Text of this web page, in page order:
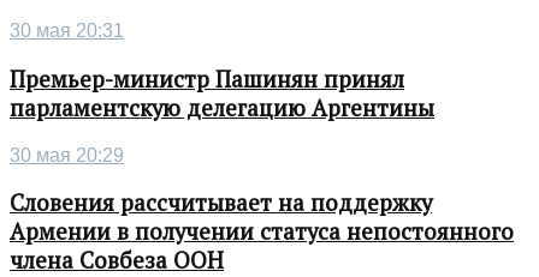
30 мая 20:31
Премьер-министр Пашинян принял
парламентскую делегацию Аргентины
30 мая 20:29
Словения рассчитывает на поддержку
Армении в получении статуса непостоянного
члена Совбеза ООН